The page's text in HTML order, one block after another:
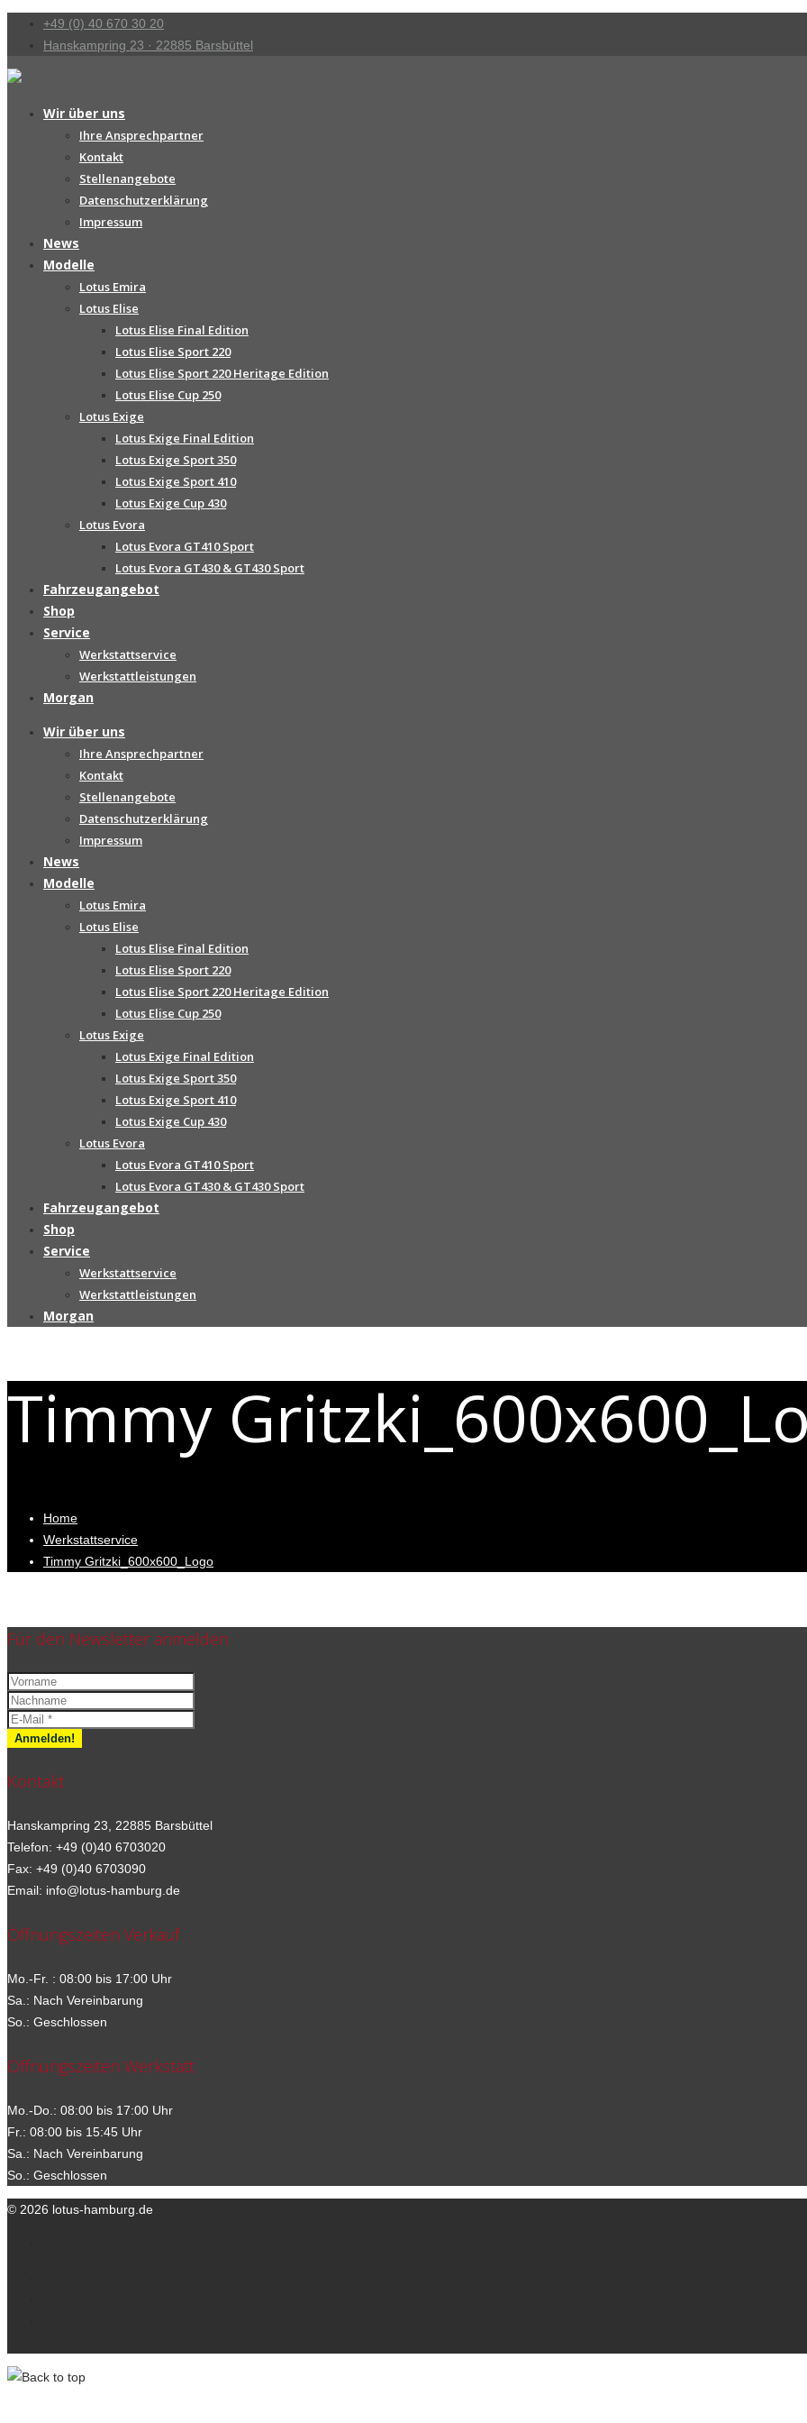
+49 (0) 40 670 30 20
Hanskampring 23 · 22885 Barsbüttel
Wir über uns
Ihre Ansprechpartner
Kontakt
Stellenangebote
Datenschutzerklärung
Impressum
News
Modelle
Lotus Emira
Lotus Elise
Lotus Elise Final Edition
Lotus Elise Sport 220
Lotus Elise Sport 220 Heritage Edition
Lotus Elise Cup 250
Lotus Exige
Lotus Exige Final Edition
Lotus Exige Sport 350
Lotus Exige Sport 410
Lotus Exige Cup 430
Lotus Evora
Lotus Evora GT410 Sport
Lotus Evora GT430 & GT430 Sport
Fahrzeugangebot
Shop
Service
Werkstattservice
Werkstattleistungen
Morgan
Wir über uns
Ihre Ansprechpartner
Kontakt
Stellenangebote
Datenschutzerklärung
Impressum
News
Modelle
Lotus Emira
Lotus Elise
Lotus Elise Final Edition
Lotus Elise Sport 220
Lotus Elise Sport 220 Heritage Edition
Lotus Elise Cup 250
Lotus Exige
Lotus Exige Final Edition
Lotus Exige Sport 350
Lotus Exige Sport 410
Lotus Exige Cup 430
Lotus Evora
Lotus Evora GT410 Sport
Lotus Evora GT430 & GT430 Sport
Fahrzeugangebot
Shop
Service
Werkstattservice
Werkstattleistungen
Morgan
Timmy
Home
Werkstattservice
Timmy Gritzki_600x600_Logo
Für den Newsletter anmelden
Kontakt
Hanskampring 23, 22885 Barsbüttel
Telefon: +49 (0)40 6703020
Fax: +49 (0)40 6703090
Email: info@lotus-hamburg.de
Öffnungszeiten Verkauf
Mo.-Fr. : 08:00 bis 17:00 Uhr
Sa.: Nach Vereinbarung
So.: Geschlossen
Öffnungszeiten Werkstatt
Mo.-Do.: 08:00 bis 17:00 Uhr
Fr.: 08:00 bis 15:45 Uhr
Sa.: Nach Vereinbarung
So.: Geschlossen
© 2026 lotus-hamburg.de